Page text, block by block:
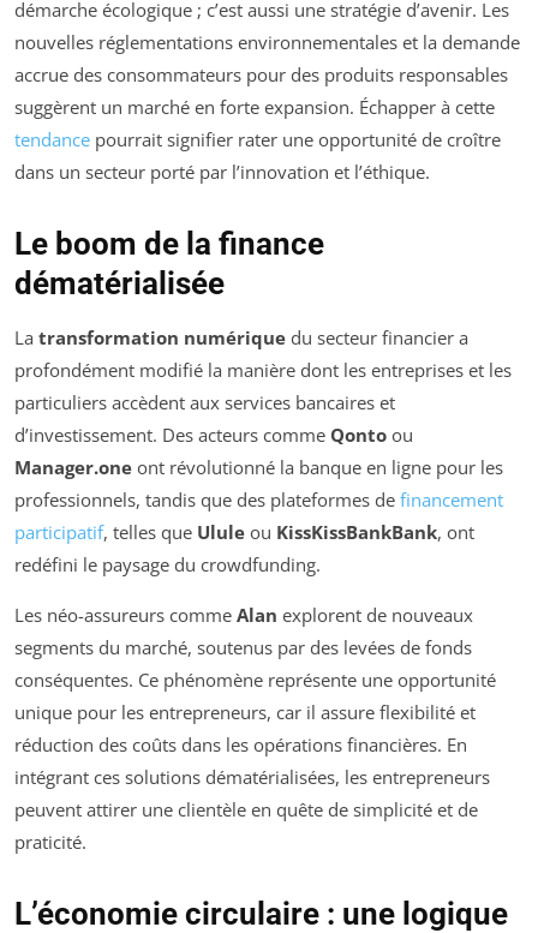
démarche écologique ; c’est aussi une stratégie d’avenir. Les
nouvelles réglementations environnementales et la demande
accrue des consommateurs pour des produits responsables
suggèrent un marché en forte expansion. Échapper à cette
tendance pourrait signifier rater une opportunité de croître
dans un secteur porté par l’innovation et l’éthique.
Le boom de la finance
dématérialisée
La transformation numérique du secteur financier a
profondément modifié la manière dont les entreprises et les
particuliers accèdent aux services bancaires et
d’investissement. Des acteurs comme Qonto ou
Manager.one ont révolutionné la banque en ligne pour les
professionnels, tandis que des plateformes de financement
participatif, telles que Ulule ou KissKissBankBank, ont
redéfini le paysage du crowdfunding.
Les néo-assureurs comme Alan explorent de nouveaux
segments du marché, soutenus par des levées de fonds
conséquentes. Ce phénomène représente une opportunité
unique pour les entrepreneurs, car il assure flexibilité et
réduction des coûts dans les opérations financières. En
intégrant ces solutions dématérialisées, les entrepreneurs
peuvent attirer une clientèle en quête de simplicité et de
praticité.
L’économie circulaire : une logique